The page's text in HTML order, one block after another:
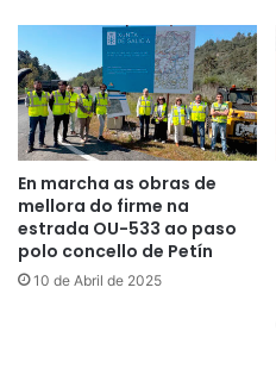
En marcha as obras de
mellora do firme na
estrada OU-533 ao paso
polo concello de Petín
10 de Abril de 2025